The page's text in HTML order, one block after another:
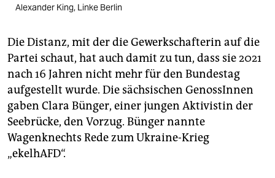
Alexander King, Linke Berlin
Die Distanz, mit der die Gewerkschafterin auf die
Partei schaut, hat auch damit zu tun, dass sie 2021
nach 16 Jahren nicht mehr für den Bundestag
aufgestellt wurde. Die sächsischen GenossInnen
gaben Clara Bünger, einer jungen Aktivistin der
Seebrücke, den Vorzug. Bünger nannte
Wagenknechts Rede zum Ukraine-Krieg
„ekelhAFD“.